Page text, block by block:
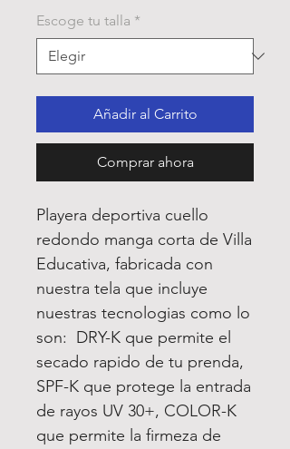
Escoge tu talla *
Añadir al Carrito
Comprar ahora
Playera deportiva cuello
redondo manga corta de Villa
Educativa, fabricada con
nuestra tela que incluye
nuestras tecnologias como lo
son: DRY-K que permite el
secado rapido de tu prenda,
SPF-K que protege la entrada
de rayos UV 30+, COLOR-K
que permite la firmeza de